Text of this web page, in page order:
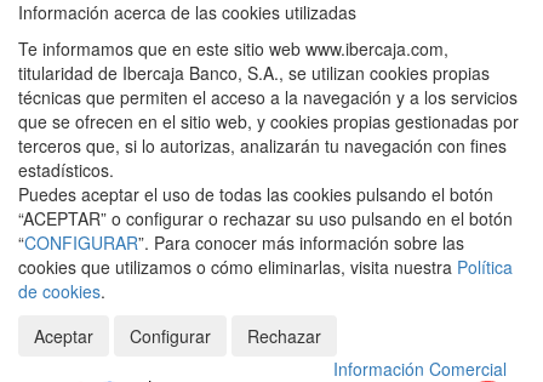
Información acerca de las cookies utilizadas
Te informamos que en este sitio web www.ibercaja.com,
titularidad de Ibercaja Banco, S.A., se utilizan cookies propias
técnicas que permiten el acceso a la navegación y a los servicios
que se ofrecen en el sitio web, y cookies propias gestionadas por
terceros que, si lo autorizas, analizarán tu navegación con fines
estadísticos.
Puedes aceptar el uso de todas las cookies pulsando el botón
“ACEPTAR” o configurar o rechazar su uso pulsando en el botón
“CONFIGURAR”. Para conocer más información sobre las
cookies que utilizamos o cómo eliminarlas, visita nuestra Política
de cookies.
Aceptar
Configurar
Rechazar
Información Comercial